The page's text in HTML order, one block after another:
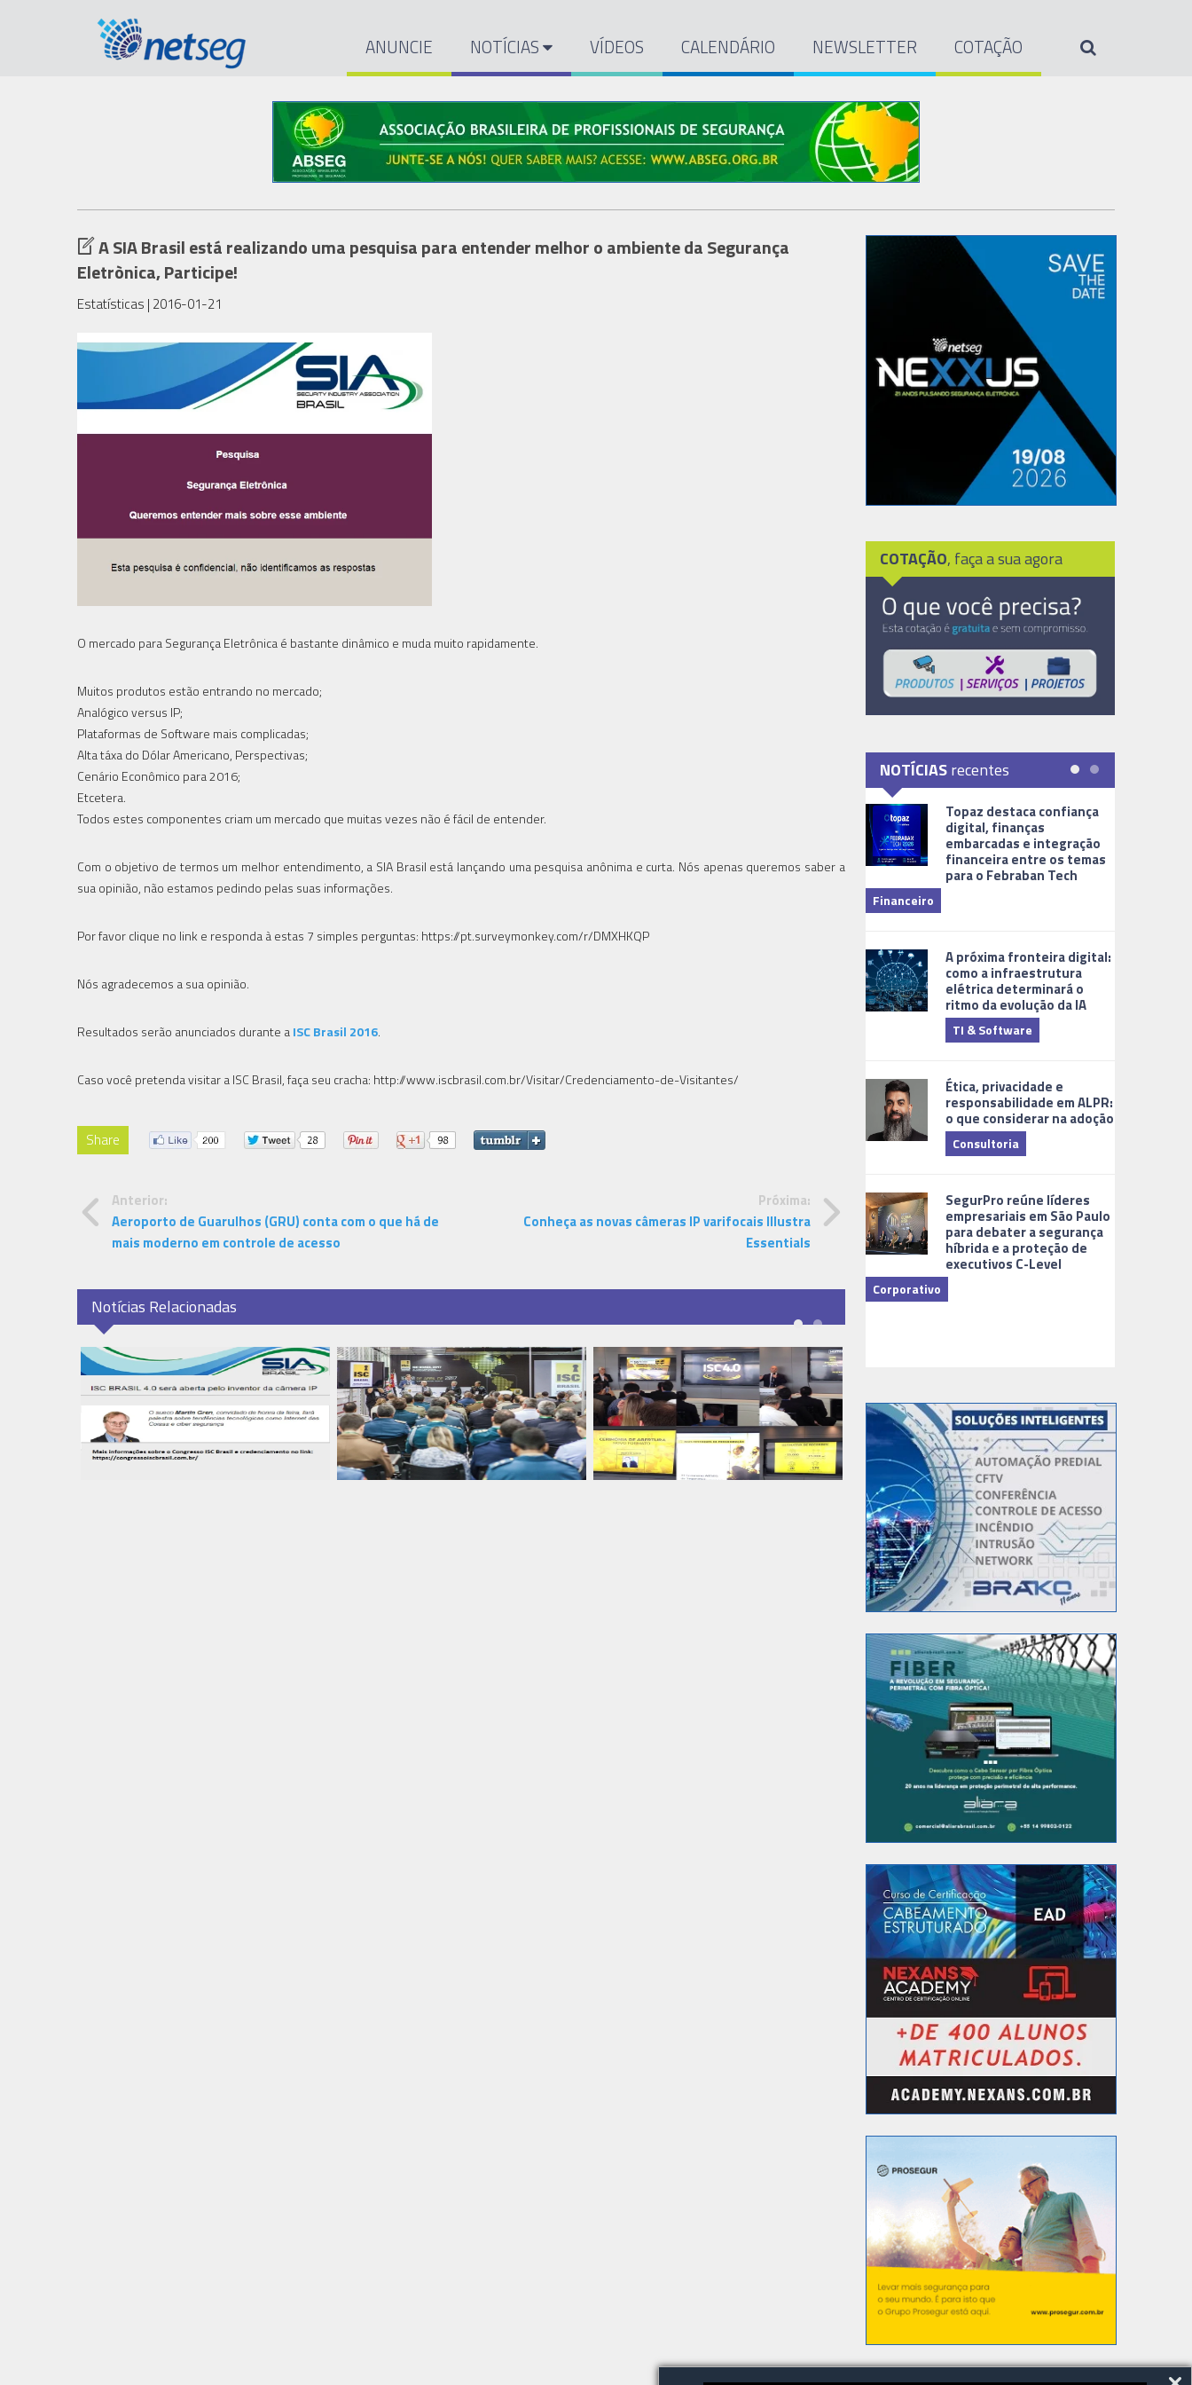
ANUNCIE NOTÍCIAS VÍDEOS CALENDÁRIO NEWSLETTER COTAÇÃO
A SIA Brasil está realizando uma pesquisa para entender melhor o ambiente da Segurança
Eletrònica, Participe!
Estatísticas | 2016-01-21
O mercado para Segurança Eletrônica é bastante dinâmico e muda muito rapidamente.
Muitos produtos estão entrando no mercado;
Analógico versus IP;
Plataformas de Software mais complicadas;
Alta táxa do Dólar Americano, Perspectivas;
Cenário Econômico para 2016;
Etcetera.
Todos estes componentes criam um mercado que muitas vezes não é fácil de entender.
Com o objetivo de termos um melhor entendimento, a SIA Brasil está lançando uma pesquisa anônima e curta. Nós apenas queremos saber a
sua opinião, não estamos pedindo pelas suas informações.
Por favor clique no link e responda à estas 7 simples perguntas: https://pt.surveymonkey.com/r/DMXHKQP
Nós agradecemos a sua opinião.
Resultados serão anunciados durante aISC Brasil 2016.
Caso você pretenda visitar a ISC Brasil, faça seu cracha: http://www.iscbrasil.com.br/Visitar/Credenciamento-de-Visitantes/
Share
Anterior:
Aeroporto de Guarulhos (GRU) conta com o que há de
mais moderno em controle de acesso
Próxima:
Conheça as novas câmeras IP varifocais Illustra
Essentials
Notícias Relacionadas
COTAÇÃO, faça a sua agora
NOTÍCIASrecentes
Topaz destaca confiança
digital, finanças
embarcadas e integração
financeira entre os temas
para o Febraban Tech
Financeiro
A próxima fronteira digital:
como a infraestrutura
elétrica determinará o
ritmo da evolução da IA
TI & Software
Ética, privacidade e
responsabilidade em ALPR:
o que considerar na adoção
Consultoria
SegurPro reúne líderes
empresariais em São Paulo
para debater a segurança
híbrida e a proteção de
executivos C-Level
Corporativo